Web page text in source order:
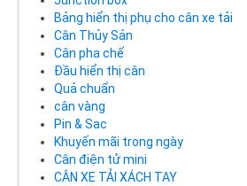
Bảng hiển thị phụ cho cân xe tải
Cân Thủy Sản
Cân pha chế
Đầu hiển thị cân
Quả chuẩn
cân vàng
Pin & Sac
Khuyến mãi trong ngày
Cân điện tử mini
CÂN XE TẢI XÁCH TAY